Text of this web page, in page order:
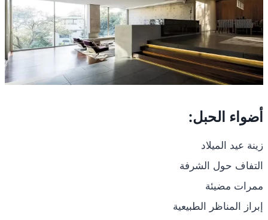
أضواء الحبل:
زينة عيد الميلاد
التفاف حول الشرفة
ممرات مضيئة
إبراز المناظر الطبيعية